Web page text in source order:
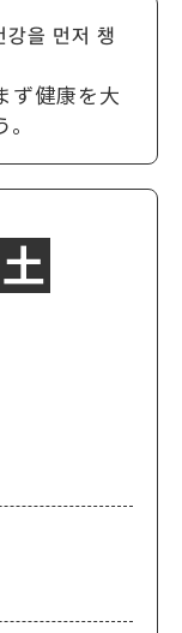
강을 먼저 챙
ず健康を大
土